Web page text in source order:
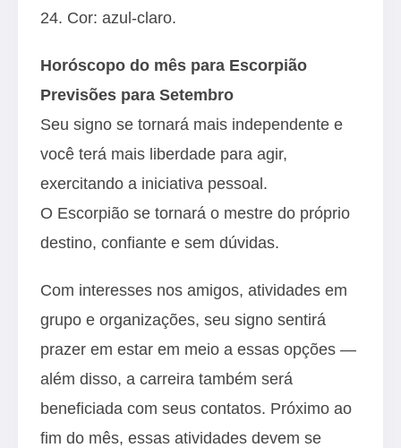
24. Cor: azul-claro.
Horóscopo do mês para Escorpião
Previsões para Setembro
Seu signo se tornará mais independente e
você terá mais liberdade para agir,
exercitando a iniciativa pessoal.
O Escorpião se tornará o mestre do próprio
destino, confiante e sem dúvidas.
Com interesses nos amigos, atividades em
grupo e organizações, seu signo sentirá
prazer em estar em meio a essas opções —
além disso, a carreira também será
beneficiada com seus contatos. Próximo ao
fim do mês, essas atividades devem se